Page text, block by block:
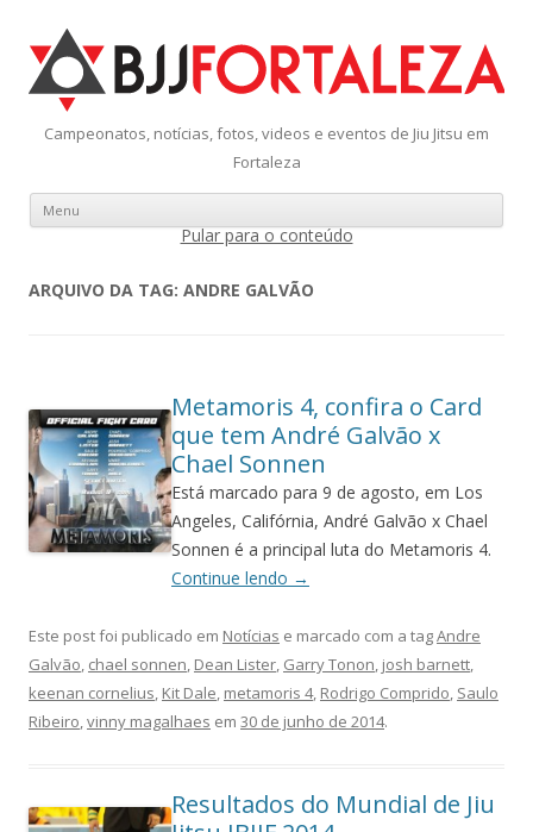
Campeonatos, notícias, fotos, videos e eventos de Jiu Jitsu em
Fortaleza
Menu
Pular para o conteúdo
ARQUIVO DA TAG: ANDRE GALVÃO
Metamoris 4, confira o Card
que tem André Galvão x
Chael Sonnen
Está marcado para 9 de agosto, em Los
Angeles, Califórnia, André Galvão x Chael
Sonnen é a principal luta do Metamoris 4.
Continue lendo →
Este post foi publicado em Notícias e marcado com a tagAndre
Galvão, chael sonnen, Dean Lister, Garry Tonon, josh barnett,
keenan cornelius, Kit Dale, metamoris 4, Rodrigo Comprido, Saulo
Ribeiro,vinny magalhaes em 30 de junho de 2014.
Resultados do Mundial de Jiu